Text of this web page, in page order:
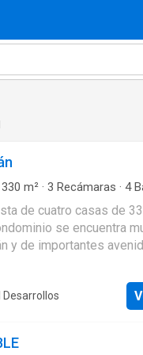
330 m² · 3 Recámaras · 4
Cocina equipada·Internet
·Electricidad·Azotea·
·Gas natural·Zonas
de cuatro casas de
y de importantes
ancha y arbolada.
de cada
lavavajillas Sala
Desarrollos